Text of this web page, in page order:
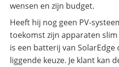
wensen en zijn budget.
Heeft hij nog geen PV-
toekomst zijn apparaten
is een batterij van
liggende keuze. Je klant kan